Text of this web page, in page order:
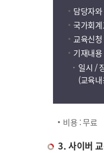
담당자
국가회
교육신
기재내용
일시 /
(교육
비용 : 무료
3. 사이버